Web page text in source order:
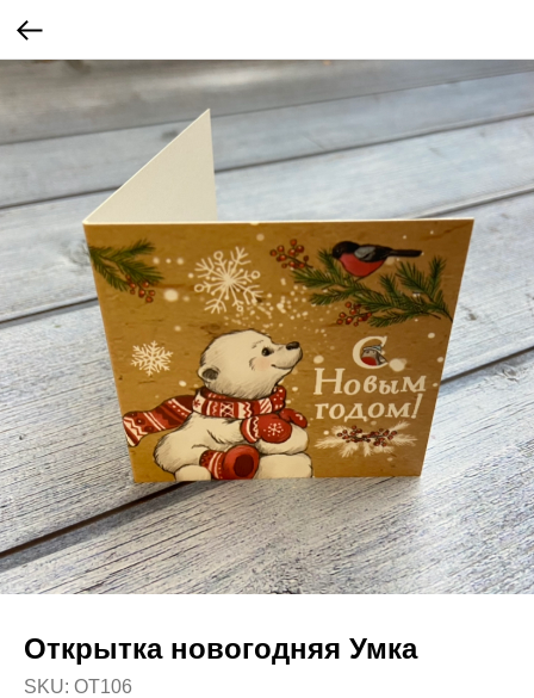
Открытка новогодняя Умка
SKU: OT106